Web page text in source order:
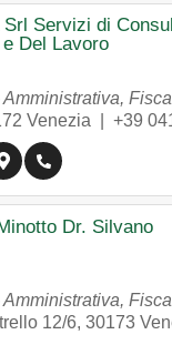
Srl Servizi di
Del Lavoro
Venezia +39
Dr. Silvano
12/6, 30173